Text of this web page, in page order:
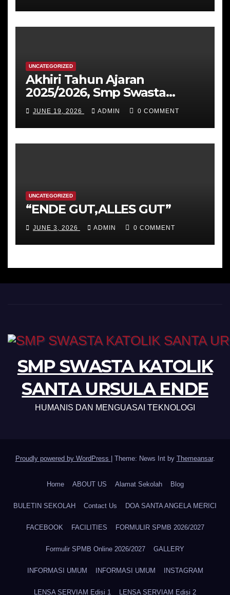
UNCATEGORIZED
Akhiri Tahun Ajaran
2025/2026, Smp Swasta
Katolik St Ursula Ende
menggelar Class Meeting
Ekologis hingga Rapat Kerja
Strategis
JUNE 19, 2026 ADMIN 0 COMMENT
UNCATEGORIZED
“ENDE GUT,ALLES GUT”
JUNE 3, 2026 ADMIN 0 COMMENT
SMP SWASTA KATOLIK
SANTA URSULA ENDE
HUMANIS DAN MENGUASAI TEKNOLOGI
Proudly powered by WordPress | Theme: News Int by Themeansar.
Home ABOUT US Alamat Sekolah Blog
BULETIN SEKOLAH Contact Us DOA SANTA ANGELA MERICI
FACEBOOK FACILITIES FORMULIR SPMB 2026/2027
Formulir SPMB Online 2026/2027 GALLERY
INFORMASI UMUM INFORMASI UMUM INSTAGRAM
LENSA SERVIAM Edisi 1 LENSA SERVIAM Edisi 2